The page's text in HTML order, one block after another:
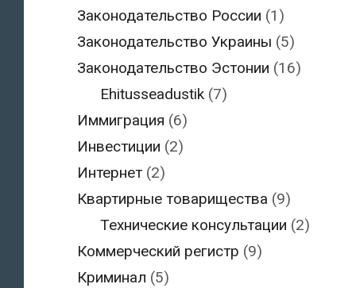
Законодательство России (1)
Законодательство Украины (5)
Законодательство Эстонии (16)
Ehitusseadustik(7)
Иммиграция (6)
Инвестиции (2)
Интернет (2)
Квартирные товарищества (9)
Технические консультации (2)
Коммерческий регистр (9)
Криминал (5)